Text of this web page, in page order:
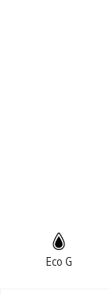
Eco G